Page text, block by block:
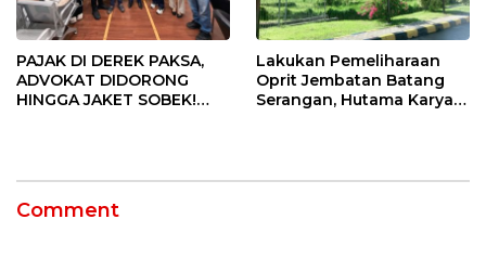
PAJAK DI DEREK PAKSA,
ADVOKAT DIDORONG
HINGGA JAKET SOBEK!
Lakukan Pemeliharaan
Oprit Jembatan Batang
Serangan, Hutama Karya
Comment